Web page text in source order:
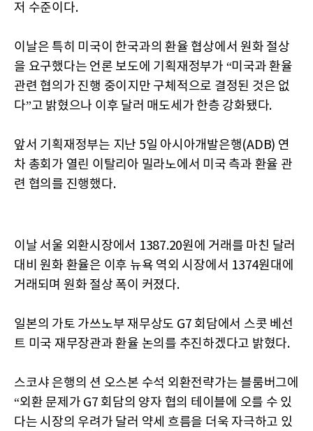
저 수준이다.
이날은 특히 미국이 한국과의 환율 협상에서 원화 절상
을 요구했다는 언론 보도에 기획재정부가 “미국과 환율
관련 협의가 진행 중이지만 구체적으로 결정된 것은 없
다”고 밝혔으나 이후 달러 매도세가 한층 강화됐다.
앞서 기획재정부는 지난 5일 아시아개발은행(ADB) 연
차 총회가 열린 이탈리아 밀라노에서 미국 측과 환율 관
련 협의를 진행했다.
이날 서울 외환시장에서 1387.20원에 거래를 마친 달러
대비 원화 환율은 이후 뉴욕 역외 시장에서 1374원대에
거래되며 원화 절상 폭이 커졌다.
일본의 가토 가쓰노부 재무상도 G7 회담에서 스콧 베선
트 미국 재무장관과 환율 논의를 추진하겠다고 밝혔다.
스코샤 은행의 션 오스본 수석 외환전략가는 블룸버그에
“외환 문제가 G7 회담의 양자 협의 테이블에 오를 수 있
다는 시장의 우려가 달러 약세 흐름을 더욱 자극하고 있